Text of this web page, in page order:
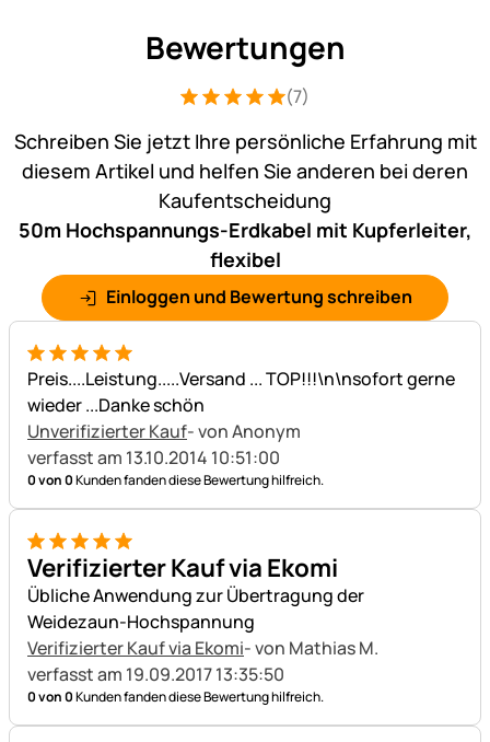
Bewertungen
Bewertung: 5 von 5 (7 Bewertungen)
7 Bewertungen(7)
Schreiben Sie jetzt Ihre persönliche Erfahrung mit
diesem Artikel und helfen Sie anderen bei deren
Kaufentscheidung
50m Hochspannungs-Erdkabel mit Kupferleiter,
flexibel
Einloggen und Bewertung schreiben
5 von 5
Preis....Leistung.....Versand ... TOP!!!\n\nsofort gerne
wieder ...Danke schön
Unverifizierter Kauf- von Anonym
verfasst am 13.10.2014 10:51:00
0 von 0Kunden fanden diese Bewertung hilfreich.
5 von 5
Verifizierter Kauf via Ekomi
Übliche Anwendung zur Übertragung der
Weidezaun-Hochspannung
Verifizierter Kauf via Ekomi- von Mathias M.
verfasst am 19.09.2017 13:35:50
0 von 0Kunden fanden diese Bewertung hilfreich.